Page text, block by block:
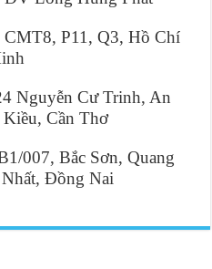
P11, Q3, Hồ Chí
Nguyễn Cư Trinh, An
Cần Thơ
007, Bắc Sơn, Quang
Đồng Nai